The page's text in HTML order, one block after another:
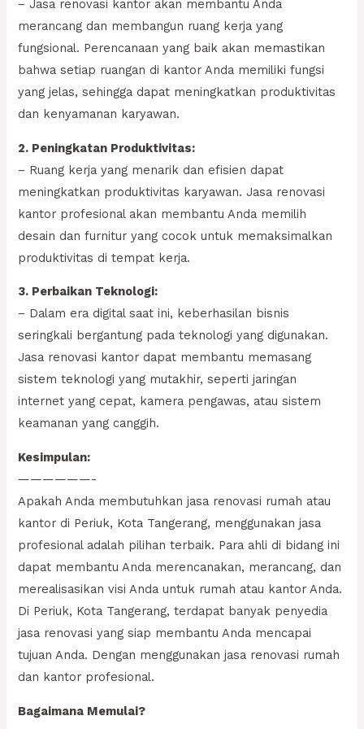
– Jasa renovasi kantor akan membantu Anda
merancang dan membangun ruang kerja yang
fungsional. Perencanaan yang baik akan memastikan
bahwa setiap ruangan di kantor Anda memiliki fungsi
yang jelas, sehingga dapat meningkatkan produktivitas
dan kenyamanan karyawan.
2. Peningkatan Produktivitas:
– Ruang kerja yang menarik dan efisien dapat
meningkatkan produktivitas karyawan. Jasa renovasi
kantor profesional akan membantu Anda memilih
desain dan furnitur yang cocok untuk memaksimalkan
produktivitas di tempat kerja.
3. Perbaikan Teknologi:
– Dalam era digital saat ini, keberhasilan bisnis
seringkali bergantung pada teknologi yang digunakan.
Jasa renovasi kantor dapat membantu memasang
sistem teknologi yang mutakhir, seperti jaringan
internet yang cepat, kamera pengawas, atau sistem
keamanan yang canggih.
Kesimpulan:
——————-
Apakah Anda membutuhkan jasa renovasi rumah atau
kantor di Periuk, Kota Tangerang, menggunakan jasa
profesional adalah pilihan terbaik. Para ahli di bidang ini
dapat membantu Anda merencanakan, merancang, dan
merealisasikan visi Anda untuk rumah atau kantor Anda.
Di Periuk, Kota Tangerang, terdapat banyak penyedia
jasa renovasi yang siap membantu Anda mencapai
tujuan Anda. Dengan menggunakan jasa renovasi rumah
dan kantor profesional.
Bagaimana Memulai?